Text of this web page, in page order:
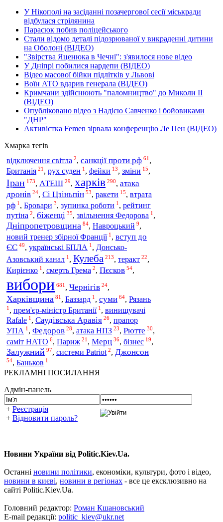
У Нікополі на засіданні позачергової сесії міськради
відбулася стрілянина
Парасюк побив поліцейського
Стали відомо деталі підозрюваної у викраденні дитини
на Оболоні (ВІДЕО)
"Звірства Яценюка в Чечні": з'явилося нове відео
У Дніпрі побилися нардепи (ВІДЕО)
Відео масової бійки підлітків у Львові
Воїн АТО вдарив генерала (ВІДЕО)
Кримчани здійснюють "паломництво" до Миколи ІІ
(ВІДЕО)
Опубліковано відео з Надією Савченко і бойовиками
"ДНР"
Активістка Femen зірвала конференцію Ле Пен (ВІДЕО)
Хмарка тегів
відключення світла 2, санкції проти рф 61 ,
Британія 21 , рух суден 1 , фейки 13, зміни 15,
Іран 173, АТЕШ 29, харків 290, атака
дронів 24, Сі Цзіньпін 53, ракети 15, втрата
рф 1 , Бровари 3, зупинка роботи 1 , рейтинг
путіна 2, біженці 35, звільнення Федорова 1 ,
Дніпропетровщина 84, Навроцький 9,
новий тренер збірної Франції 1 , вступ до
ЄС 49, українські БПЛА 1 , Донсько-
Азовський канал 1 , Кулеба 213, теракт 22,
Кирієнко 1 , смерть Грема 2, Пєсков 54,
вибори 681 , Чернігів 24,
Харківщина 81, Баззард 1, суми 64, Рязань
1 , прем'єр-міністр Британії 1 , винищувачі
Rafale 1 , Саудівська Аравія 26, прапор
УПА 1, Федоров 28, атака НПЗ 23, Рютте 30,
саміт НАТО 6, Париж 21 , Мерц 36, бізнес 19,
Залужний 97, системи Patriot 2, Джонсон
54, Баньков 1
РЕКЛАМНІ ПОСИЛАННЯ
Адмін-панель
+ Реєстрація
+ Відновити пароль?
Новини України від Politic.Kiev.Ua.
Останні новини політики, економіки, культури, фото і відео,
новини в києві, новини в регіонах - все це ексклюзивно на
сайті Politic.Kiev.Ua.
Головний редактор: Роман Кшановський
E-mail редакції: politic_kiev@ukr.net